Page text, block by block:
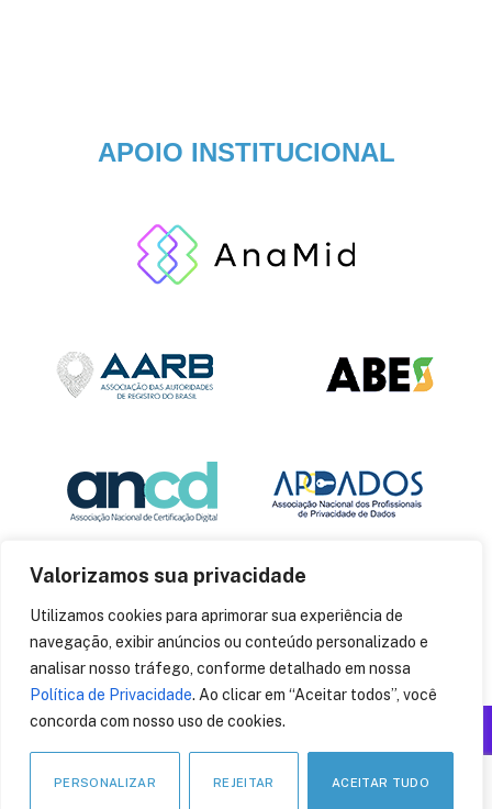
Valorizamos sua privacidade
Utilizamos cookies para aprimorar sua experiência de
navegação, exibir anúncios ou conteúdo personalizado e
analisar nosso tráfego, conforme detalhado em nossa
Política de Privacidade. Ao clicar em “Aceitar todos”, você
concorda com nosso uso de cookies.
PERSONALIZAR REJEITAR ACEITAR TUDO
APOIO INSTITUCIONAL
© 2014CryptoID. Todos os direitos reservados.